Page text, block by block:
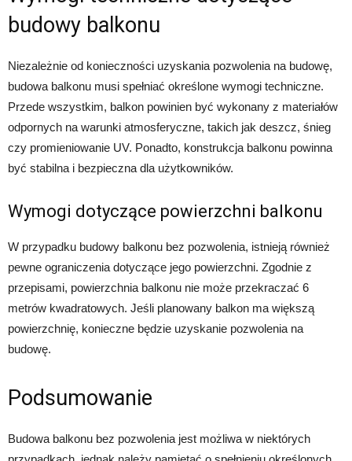
budowy balkonu
Niezależnie od konieczności uzyskania pozwolenia na budowę,
budowa balkonu musi spełniać określone wymogi techniczne.
Przede wszystkim, balkon powinien być wykonany z materiałów
odpornych na warunki atmosferyczne, takich jak deszcz, śnieg
czy promieniowanie UV. Ponadto, konstrukcja balkonu powinna
być stabilna i bezpieczna dla użytkowników.
Wymogi dotyczące powierzchni balkonu
W przypadku budowy balkonu bez pozwolenia, istnieją również
pewne ograniczenia dotyczące jego powierzchni. Zgodnie z
przepisami, powierzchnia balkonu nie może przekraczać 6
metrów kwadratowych. Jeśli planowany balkon ma większą
powierzchnię, konieczne będzie uzyskanie pozwolenia na
budowę.
Podsumowanie
Budowa balkonu bez pozwolenia jest możliwa w niektórych